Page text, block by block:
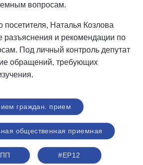
вопросам.
Наталья Козлова
разъяснения и рекомендации по
Под личный контроль депутат
обращений, требующих
граждан. прием
общественная приемная
#ЕР12